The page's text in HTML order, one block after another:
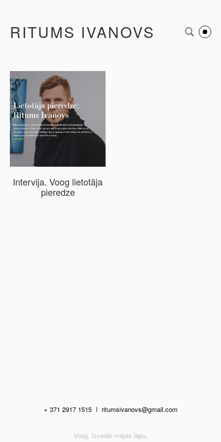
RITUMS IVANOVS
Intervija. Voog lietotāja
pieredze
+ 371 2917 1515I ritumsivanovs@gmail.com
Voog. Izveido mājas lapu.